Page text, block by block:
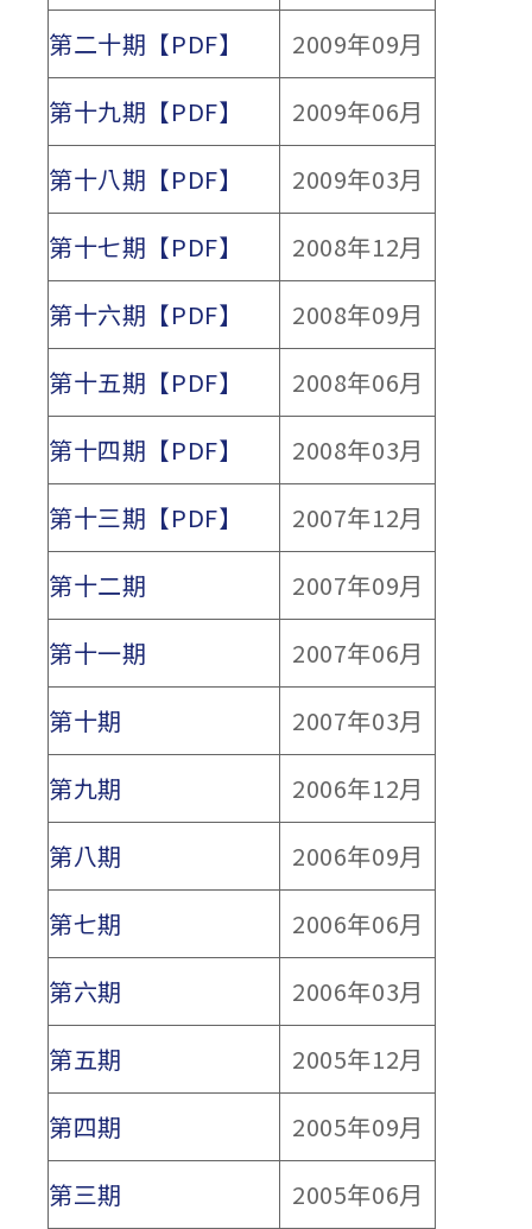
第二十期【PDF】
2009年09月
第十九期【PDF】
2009年06月
第十八期【PDF】
2009年03月
第十七期【PDF】
2008年12月
第十六期【PDF】
2008年09月
第十五期【PDF】
2008年06月
第十四期【PDF】
2008年03月
第十三期【PDF】
2007年12月
第十二期
2007年09月
第十一期
2007年06月
第十期
2007年03月
第九期
2006年12月
第八期
2006年09月
第七期
2006年06月
第六期
2006年03月
第五期
2005年12月
第四期
2005年09月
第三期
2005年06月